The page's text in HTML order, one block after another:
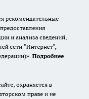
рекомендательные
и анализа сведений,
сети "Интернет",
Подробнее
охраняется в
праве и не